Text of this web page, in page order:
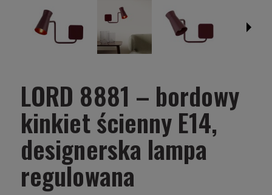
LORD 8881 – bordowy
kinkiet ścienny E14,
designerska lampa
regulowana